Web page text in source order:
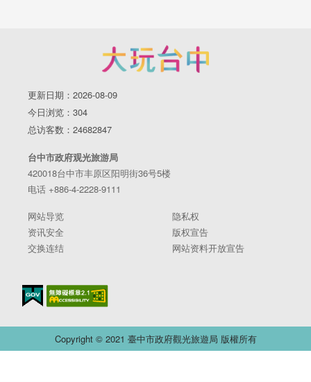
更新日期：2026-08-09
今日浏览：304
总访客数：24682847
台中市政府观光旅游局
420018台中市丰原区阳明街36号5楼
电话 +886-4-2228-9111
网站导览
隐私权
资讯安全
版权宣告
交换连结
网站资料开放宣告
Copyright © 2021 臺中市政府觀光旅遊局 版權所有